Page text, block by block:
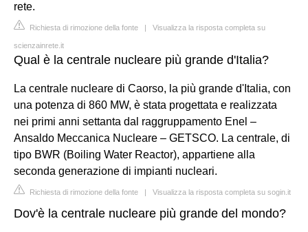
rete.
Richiesta di rimozione della fonte Visualizza la risposta completa su
scienzainrete.it
Qual è la centrale nucleare più grande d'Italia?
La centrale nucleare di Caorso, la più grande d'Italia, con
una potenza di 860 MW, è stata progettata e realizzata
nei primi anni settanta dal raggruppamento Enel –
Ansaldo Meccanica Nucleare – GETSCO. La centrale, di
tipo BWR (Boiling Water Reactor), appartiene alla
seconda generazione di impianti nucleari.
Richiesta di rimozione della fonte Visualizza la risposta completa su sogin.it
Dov'è la centrale nucleare più grande del mondo?